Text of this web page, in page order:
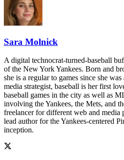
Sara Molnick
A digital technocrat-turned-baseball
of the New York Yankees. Born and
she is a regular to games since she
media strategist, baseball is her first
baseball games in the city as well as
involving the Yankees, the Mets, and
freelancer for different web and media
lead author for the Yankees-centered
inception.